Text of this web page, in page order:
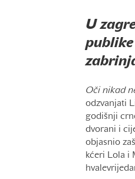
U
Oči nikad
odzvanjati
godišnji
dvorani i
objasnio
kćeri Lola i